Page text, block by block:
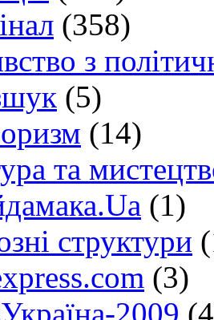
(358)
з
(5)
(14)
та
(1)
структури
(3)
2009